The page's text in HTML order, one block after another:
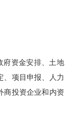
资金安排、土地
、项目申报、人力
商投资企业和内资